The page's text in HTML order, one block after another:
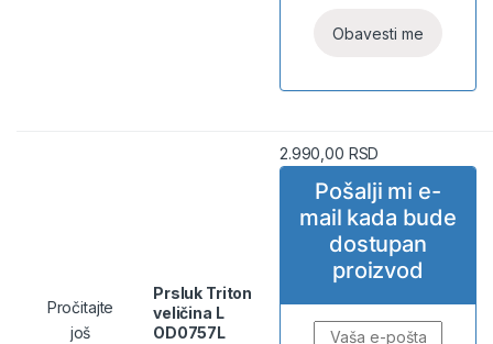
Pročitajte
još
Prsluk Triton
veličina L
OD0757L
2.990,00 RSD
Pošalji mi e-
mail kada bude
dostupan
proizvod